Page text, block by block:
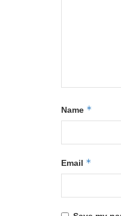
Name *
Email *